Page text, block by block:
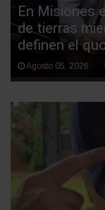
En Misiones
de tierras
definen el
Agosto 05, 2026